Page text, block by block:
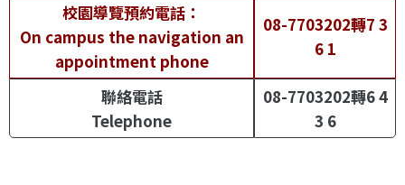
校園導覽預約電話：
On campus the navigation an
appointment phone
08-7703202轉7 3
6 1
聯絡電話
Telephone
08-7703202轉6 4
3 6